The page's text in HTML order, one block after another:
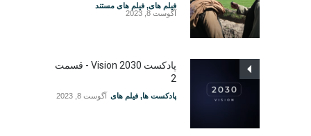
فیلم های, فیلم های مستند
آگوست 8, 2023
پادکست Vision 2030 - قسمت
2
پادکست ها, فیلم های آگوست 8, 2023